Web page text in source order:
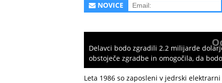
NOVICE
Delavci bodo zgradili 2.2 milijarde
obstoječe zgradbe in omogočila, da
Leta 1986 so zaposleni v jedrski